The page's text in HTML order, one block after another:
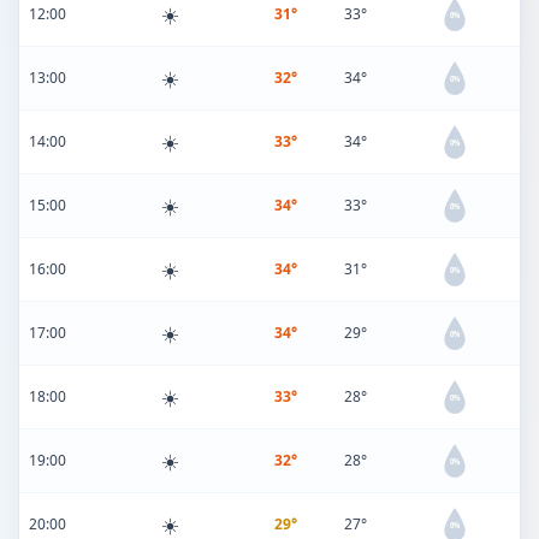
12:00 ☀️ 31° 33° 0%
13:00 ☀️ 32° 34° 0%
14:00 ☀️ 33° 34° 0%
15:00 ☀️ 34° 33° 0%
16:00 ☀️ 34° 31° 0%
17:00 ☀️ 34° 29° 0%
18:00 ☀️ 33° 28° 0%
19:00 ☀️ 32° 28° 0%
20:00 ☀️ 29° 27° 0%